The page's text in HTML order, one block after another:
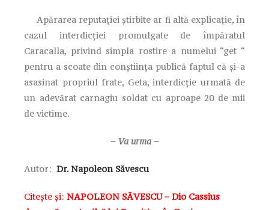
Apărarea reputației știrbite ar fi altă explicație, în
cazul interdicției promulgate de împăratul
Caracalla, privind simpla rostire a numelui “get “
pentru a scoate din conștiința publică faptul că și-a
asasinat propriul frate, Geta, interdicție urmată de
un adevărat carnagiu soldat cu aproape 20 de mii
de victime.
– Va urma –
Autor: Dr. Napoleon Săvescu
Citește și: NAPOLEON SĂVESCU – Dio Cassius